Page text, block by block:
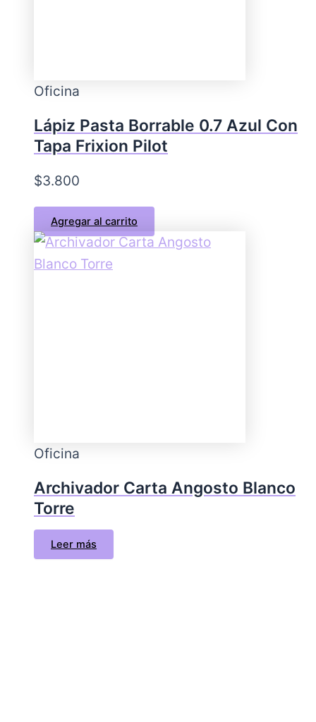
Oficina
Lápiz Pasta Borrable 0.7 Azul Con
Tapa Frixion Pilot
$3.800
Agregar al carrito
Oficina
Archivador Carta Angosto Blanco
Torre
Leer más